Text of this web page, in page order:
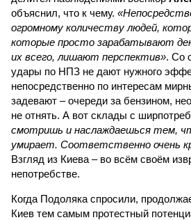
объяснил, что к чему.
огромному количеству людей,
которые просто зарабатывают
их всего, лишают перспектив». Со
удары по НПЗ не дают нужного
непосредственно по интересам
задевают – очереди за бензином,
не отнять. А вот склады с
смотришь и наслаждаешься тем,
умирает. Соответственно очень
Взгляд из Киева – во всём своём
непотребстве.
Когда Подоляка спросили,
Киев тем самым протестный